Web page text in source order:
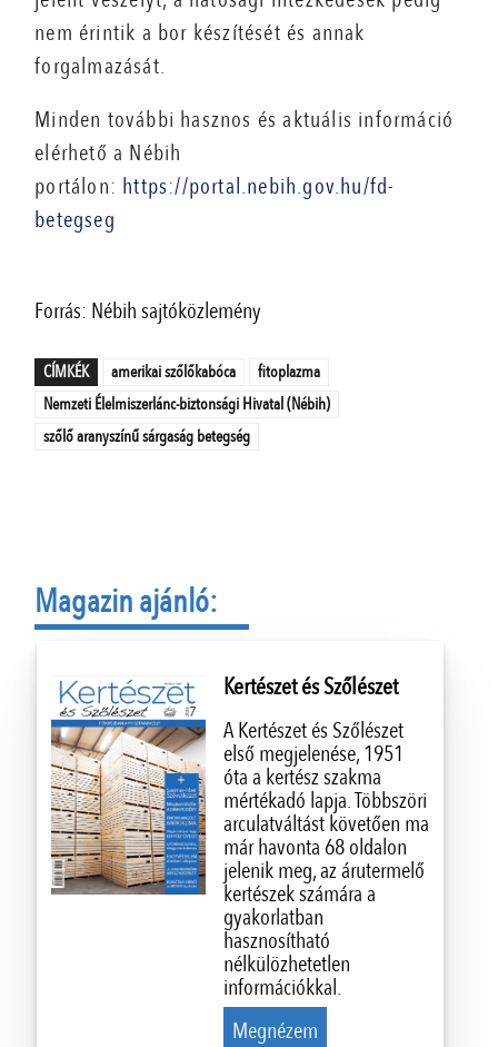
nem érintik a bor készítését és annak
forgalmazását.
Minden további hasznos és aktuális információ
elérhető a Nébih
portálon: https://portal.nebih.gov.hu/fd-
betegseg
Forrás: Nébih sajtóközlemény
CÍMKÉK amerikai szőlőkabóca
fitoplazma
Nemzeti Élelmiszerlánc-biztonsági Hivatal (Nébih)
szőlő aranyszínű sárgaság betegség
Magazin ajánló:
Kertészet és Szőlészet
A Kertészet és Szőlészet
első megjelenése, 1951
óta a kertész szakma
mértékadó lapja. Többszöri
arculatváltást követően ma
már havonta 68 oldalon
jelenik meg, az árutermelő
kertészek számára a
gyakorlatban
hasznosítható
nélkülözhetetlen
információkkal.
Megnézem